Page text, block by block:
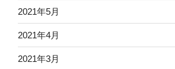
2021年5月
2021年4月
2021年3月